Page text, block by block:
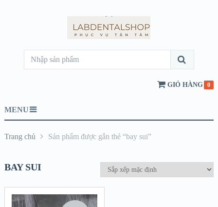
GIỎ HÀNG 0
MENU
Trang chủ Sản phẩm được gắn thẻ “bay sui”
BAY SUI